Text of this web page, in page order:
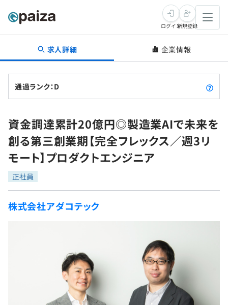
転職・キャリア
転職成功ガイド
転職エージェント
インタビュー
転職成功ガイド
新卒就活
求人検索
本選考
インターン
新卒エージェント
学習
問題集
4択課題
プログラミング言語
再チャレンジ結果一覧
ゲーム・マンガ
ログイン新規登録
求人詳細 企業情報
通過ランク：D
資金調達累計20億円◎製造業AIで未来を
創る第三創業期【完全フレックス／週3リ
モート】プロダクトエンジニア
正社員
株式会社アダコテック